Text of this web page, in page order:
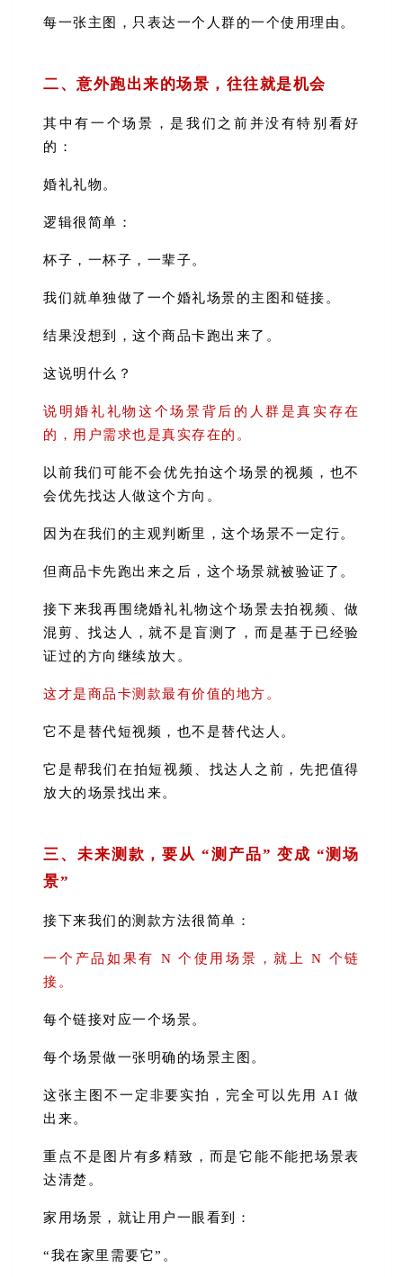
每一张主图，只表达一个人群的一个使用理由。
二、意外跑出来的场景，往往就是机会
其中有一个场景，是我们之前并没有特别看好
的：
婚礼礼物。
逻辑很简单：
杯子，一杯子，一辈子。
我们就单独做了一个婚礼场景的主图和链接。
结果没想到，这个商品卡跑出来了。
这说明什么？
说明婚礼礼物这个场景背后的人群是真实存在
的，用户需求也是真实存在的。
以前我们可能不会优先拍这个场景的视频，也不
会优先找达人做这个方向。
因为在我们的主观判断里，这个场景不一定行。
但商品卡先跑出来之后，这个场景就被验证了。
接下来我再围绕婚礼礼物这个场景去拍视频、做
混剪、找达人，就不是盲测了，而是基于已经验
证过的方向继续放大。
这才是商品卡测款最有价值的地方。
它不是替代短视频，也不是替代达人。
它是帮我们在拍短视频、找达人之前，先把值得
放大的场景找出来。
三、未来测款，要从 “测产品” 变成 “测场
景”
接下来我们的测款方法很简单：
一个产品如果有 N 个使用场景，就上 N 个链
接。
每个链接对应一个场景。
每个场景做一张明确的场景主图。
这张主图不一定非要实拍，完全可以先用 AI 做
出来。
重点不是图片有多精致，而是它能不能把场景表
达清楚。
家用场景，就让用户一眼看到：
“我在家里需要它”。